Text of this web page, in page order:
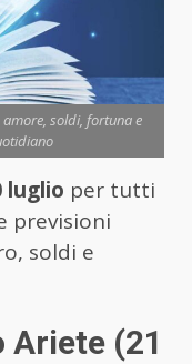
soldi, fortuna e
luglio per tutti
previsioni
soldi e
Ariete (21